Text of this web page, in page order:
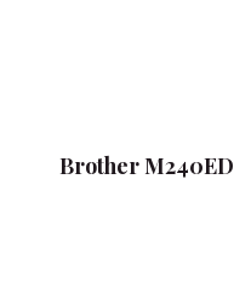
Brother M240ED